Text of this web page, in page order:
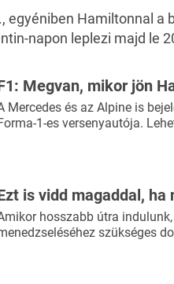
egyéniben Hamiltonnal a
napon leplezi majd le
Megvan, mikor jön
Mercedes és az Alpine is
1-es versenyautója.
is vidd magaddal, ha
hosszabb útra
szükséges